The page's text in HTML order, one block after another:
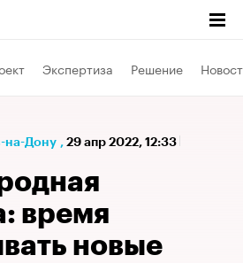
Экспертиза Решение
на-Дону , 29 апр 2022, 12:33
время
новые